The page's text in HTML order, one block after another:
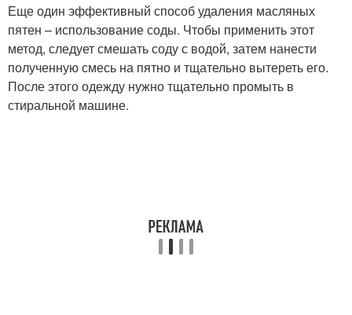
Еще один эффективный способ удаления масляных
пятен – использование соды. Чтобы применить этот
метод, следует смешать соду с водой, затем нанести
полученную смесь на пятно и тщательно вытереть его.
После этого одежду нужно тщательно промыть в
стиральной машине.